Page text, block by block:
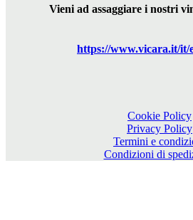
Vieni ad assaggiare i nostri
https://www.vicara.it/it/
Cookie Policy
Privacy Policy
Termini e
Condizioni di